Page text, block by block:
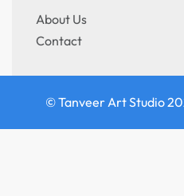
About Us
Contact
© Tanveer Art Studio